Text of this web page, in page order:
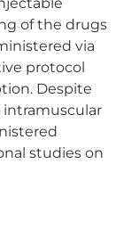
of the drugs
via
protocol
Despite
intramuscular
studies on